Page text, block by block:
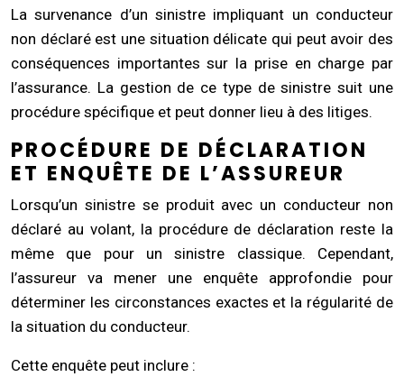
La survenance d’un sinistre impliquant un conducteur
non déclaré est une situation délicate qui peut avoir des
conséquences importantes sur la prise en charge par
l’assurance. La gestion de ce type de sinistre suit une
procédure spécifique et peut donner lieu à des litiges.
PROCÉDURE DE DÉCLARATION
ET ENQUÊTE DE L’ASSUREUR
Lorsqu’un sinistre se produit avec un conducteur non
déclaré au volant, la procédure de déclaration reste la
même que pour un sinistre classique. Cependant,
l’assureur va mener une enquête approfondie pour
déterminer les circonstances exactes et la régularité de
la situation du conducteur.
Cette enquête peut inclure :